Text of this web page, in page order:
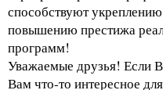
способствуют
повышению престижа
программ!
Уважаемые друзья! Если
Вам что-то интересное